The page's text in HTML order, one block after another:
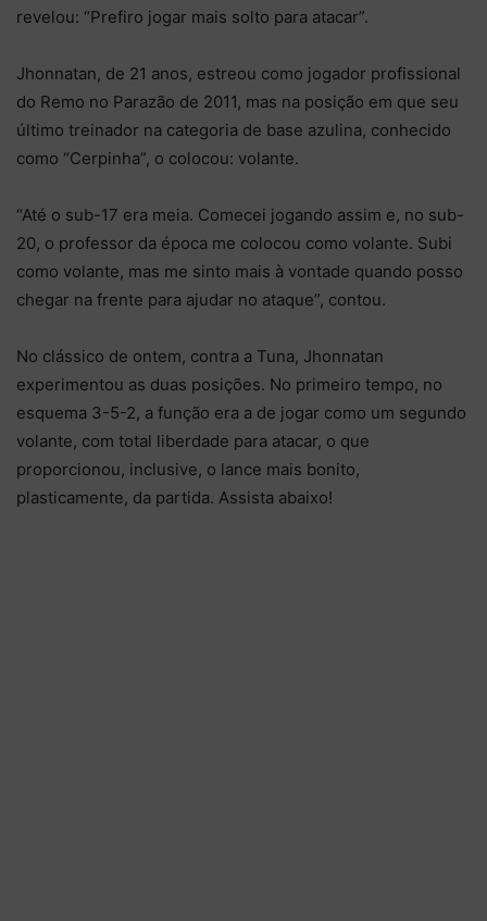
revelou: “Prefiro jogar mais solto para atacar”.
Jhonnatan, de 21 anos, estreou como jogador profissional
do Remo no Parazão de 2011, mas na posição em que seu
último treinador na categoria de base azulina, conhecido
como “Cerpinha”, o colocou: volante.
“Até o sub-17 era meia. Comecei jogando assim e, no sub-
20, o professor da época me colocou como volante. Subi
como volante, mas me sinto mais à vontade quando posso
chegar na frente para ajudar no ataque”, contou.
No clássico de ontem, contra a Tuna, Jhonnatan
experimentou as duas posições. No primeiro tempo, no
esquema 3-5-2, a função era a de jogar como um segundo
volante, com total liberdade para atacar, o que
proporcionou, inclusive, o lance mais bonito,
plasticamente, da partida. Assista abaixo!